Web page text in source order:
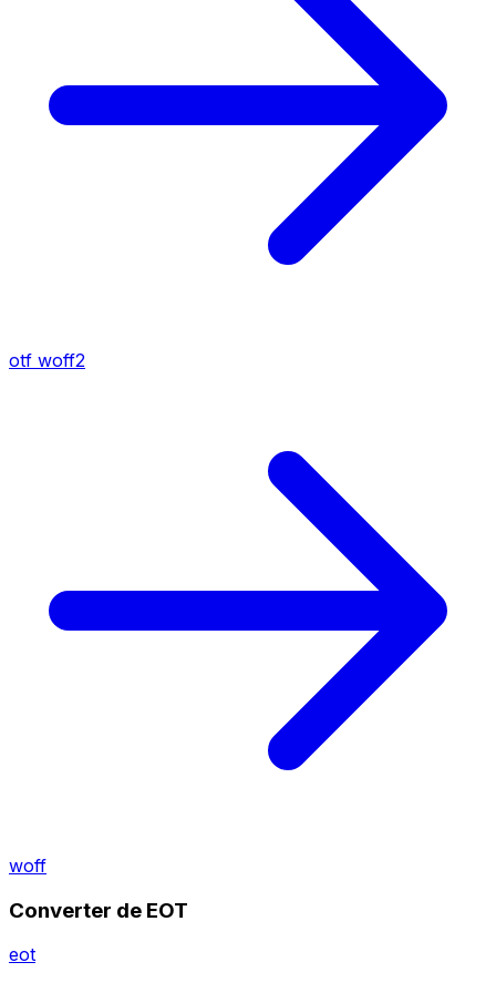
otf woff2
woff
Converter de EOT
eot